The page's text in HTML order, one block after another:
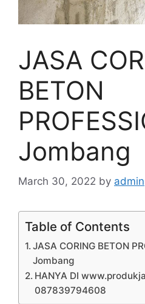
JASA
BETON
Jombang
March 30, 2022 by admin
Table of Contents
JASA CORING BETON
Jombang
HANYA DI
087839794608